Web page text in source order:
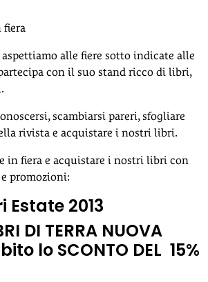
fiera
aspettiamo alle fiere sotto indicate alle
con il suo stand ricco di libri,
scambiarsi pareri, sfogliare
rivista e acquistare i nostri libri.
in fiera e acquistare i nostri libri con
promozioni:
Estate 2013
DI TERRA NUOVA
lo SCONTO DEL 15%